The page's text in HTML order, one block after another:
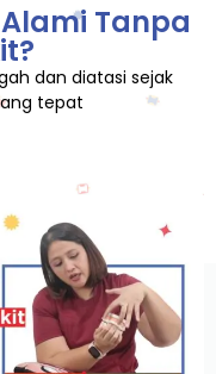
Tanpa
dan diatasi sejak
tepat